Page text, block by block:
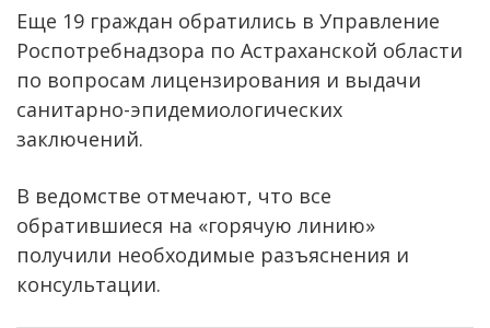
Еще 19 граждан обратились в Управление
Роспотребнадзора по Астраханской области
по вопросам лицензирования и выдачи
санитарно-эпидемиологических
заключений.
В ведомстве отмечают, что все
обратившиеся на «горячую линию»
получили необходимые разъяснения и
консультации.